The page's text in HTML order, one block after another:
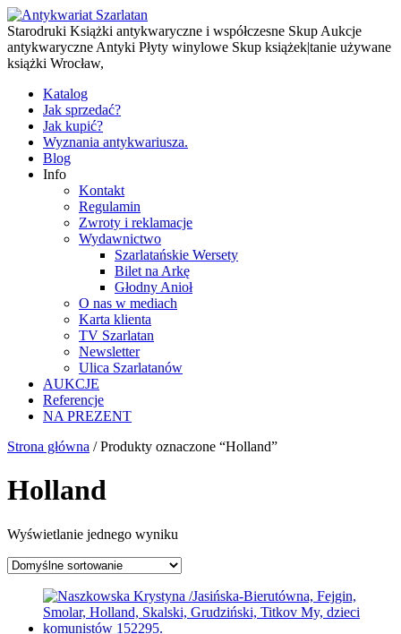
Starodruki Książki antykwaryczne i współczesne Skup Aukcje
antykwaryczne Antyki Płyty winylowe Skup książek|tanie używane
książki Wrocław,
Katalog
Jak sprzedać?
Jak kupić?
Wyznania antykwariusza.
Blog
Info
Kontakt
Regulamin
Zwroty i reklamacje
Wydawnictwo
Szarlatańskie Wersety
Bilet na Arkę
Głodny Anioł
O nas w mediach
Karta klienta
TV Szarlatan
Newsletter
Ulica Szarlatanów
AUKCJE
Referencje
NA PREZENT
Strona główna / Produkty oznaczone “Holland”
Holland
Wyświetlanie jednego wyniku